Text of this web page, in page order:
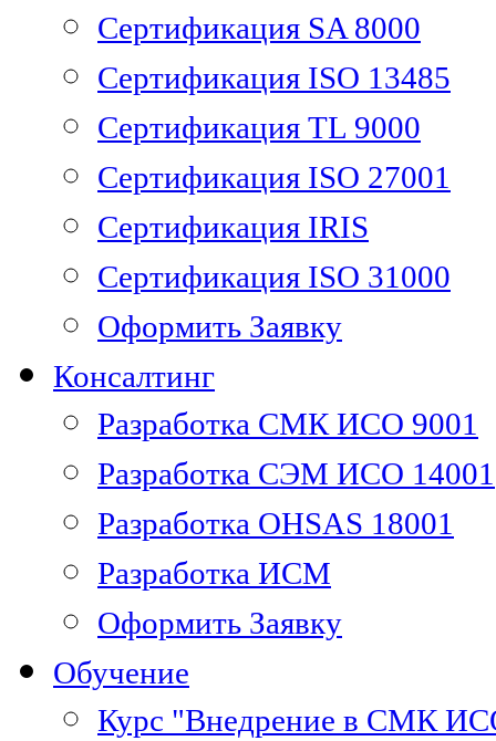
Сертификация SA 8000
Сертификация ISO 13485
Сертификация TL 9000
Сертификация ISO 27001
Сертификация IRIS
Сертификация ISO 31000
Оформить Заявку
Консалтинг
Разработка СМК ИСО 9001
Разработка СЭМ ИСО 14001
Разработка OHSAS 18001
Разработка ИСМ
Оформить Заявку
Обучение
Курс "Внедрение в СМК